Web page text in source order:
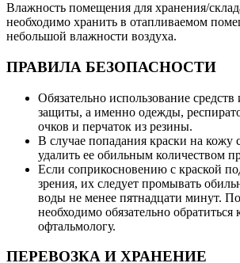
Влажность помещения для хранения/
необходимо хранить в отапливаемом
небольшой влажности воздуха.
ПРАВИЛА БЕЗОПАСНОСТИ
Обязательно использование
защиты, а именно одежды,
очков и перчаток из резины.
В случае попадания краски на кожу
удалить ее обильным количеством
Если соприкосновению с краской
зрения, их следует промывать
воды не менее пятнадцати минут.
необходимо обязательно обратиться
офтальмологу.
ПЕРЕВОЗКА И ХРАНЕНИЕ